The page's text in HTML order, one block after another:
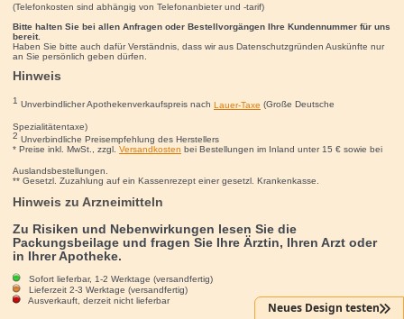
Neues Design testen
(Telefonkosten sind abhängig von Telefonanbieter und -tarif)
Bitte halten Sie bei allen Anfragen oder Bestellvorgängen Ihre Kundennummer für uns
bereit.
Haben Sie bitte auch dafür Verständnis, dass wir aus Datenschutzgründen Auskünfte nur
an Sie persönlich geben dürfen.
Hinweis
1 Unverbindlicher Apothekenverkaufspreis nach Lauer-Taxe (Große Deutsche
Spezialitätentaxe)
2 Unverbindliche Preisempfehlung des Herstellers
* Preise inkl. MwSt., zzgl. Versandkosten bei Bestellungen im Inland unter 15 €sowie bei
Auslandsbestellungen.
** Gesetzl. Zuzahlung auf ein Kassenrezept einer gesetzl. Krankenkasse.
Hinweis zu Arzneimitteln
Zu Risiken und Nebenwirkungen lesen Sie die
Packungsbeilage und fragen Sie Ihre Ärztin, Ihren Arzt oder
in Ihrer Apotheke.
Sofort lieferbar, 1-2 Werktage (versandfertig)
Lieferzeit 2-3 Werktage (versandfertig)
Ausverkauft, derzeit nicht lieferbar